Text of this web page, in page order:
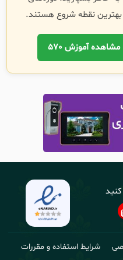
بهترین نقطه شروع هستند.
مشاهده آموزش 570
شرایط استفاده و مقررات